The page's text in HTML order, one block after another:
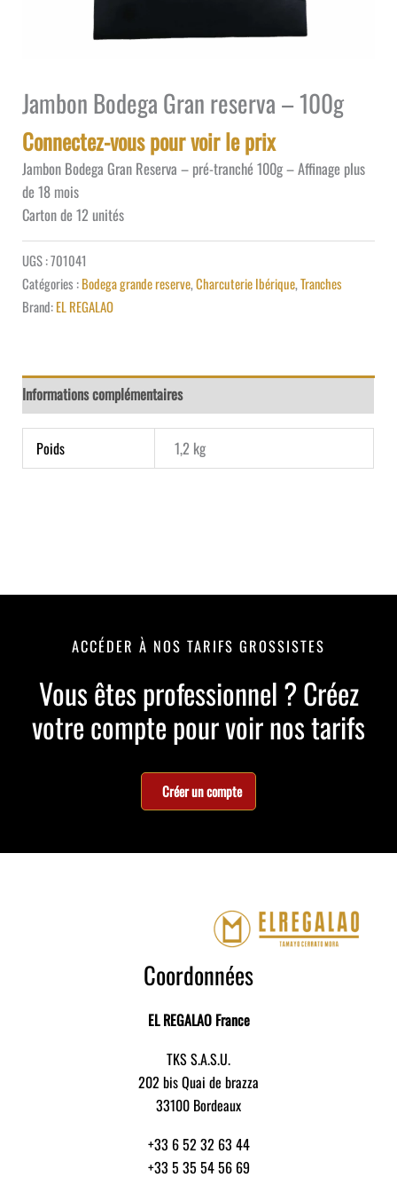
Jambon Bodega Gran reserva – 100g
Connectez-vous pour voir le prix
Jambon Bodega Gran Reserva – pré-tranché 100g – Affinage plus
de 18 mois
Carton de 12 unités
UGS :701041
Catégories :Bodega grande reserve,Charcuterie Ibérique,Tranches
Brand:EL REGALAO
Informations complémentaires
Poids 1,2 kg
ACCÉDER À NOS TARIFS GROSSISTES
Vous êtes professionnel ? Créez
votre compte pour voir nos tarifs
Créer un compte
Coordonnées
EL REGALAO France
TKS S.A.S.U.
202 bis Quai de brazza
33100 Bordeaux
+33 6 52 32 63 44
+33 5 35 54 56 69